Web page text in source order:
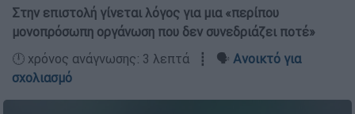
Στην επιστολή γίνεται λόγος για μια «περίπου
μονοπρόσωπη οργάνωση που δεν συνεδριάζει ποτέ»
🕛 χρόνος ανάγνωσης: 3 λεπτά ┋ 🗣️ Ανοικτό για
σχολιασμό